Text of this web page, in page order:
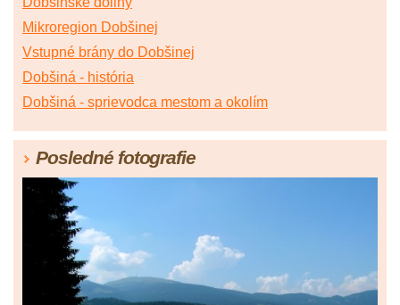
Mikroregion Dobšinej
Vstupné brány do Dobšinej
Dobšiná - história
Dobšiná - sprievodca mestom a okolím
Posledné fotografie